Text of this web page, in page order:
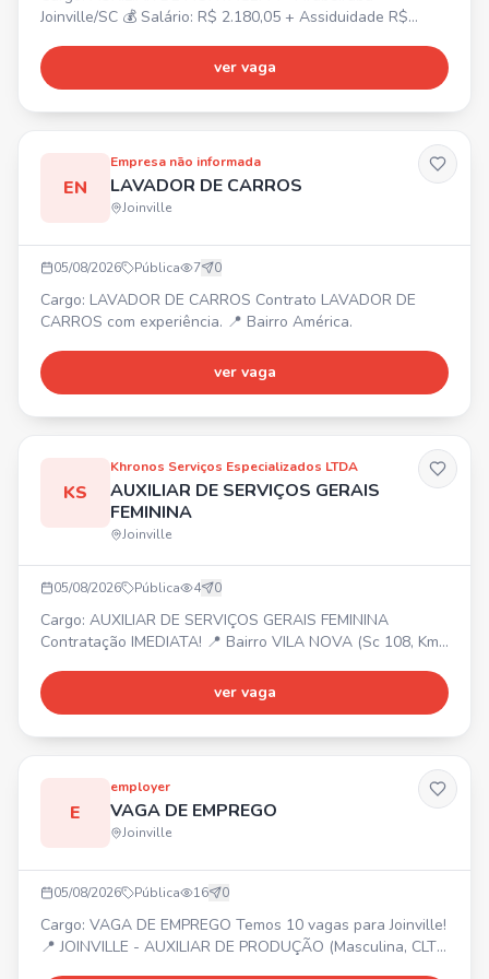
Joinville/SC 💰 Salário: R$ 2.180,05 + Assiduidade R$
sexta-feira, das 07h30 às 17h18 🎁 Benefícios:
Alimentação na empresa, Vale-transporte, Plano de saúde
ver vaga
EN
Empresa não informada
LAVADOR DE CARROS
Joinville
05/08/2026 Pública 7 0
Cargo: LAVADOR DE CARROS Contrato LAVADOR DE
CARROS com experiência. 📍 Bairro América.
ver vaga
KS
Khronos Serviços Especializados LTDA
AUXILIAR DE SERVIÇOS GERAIS
FEMININA
Joinville
05/08/2026 Pública 4 0
Cargo: AUXILIAR DE SERVIÇOS GERAIS FEMININA
Contratação IMEDIATA! 📍 Bairro VILA NOVA (Sc 108, Km
956,10 + 7% Assiduidade + 20% Insalubridade. 🎁
Benefícios: Vale alimentação R$ 20,33/dia trabalhado +
ver vaga
E
employer
VAGA DE EMPREGO
Joinville
05/08/2026 Pública 16 0
Cargo: VAGA DE EMPREGO Temos 10 vagas para Joinville!
📍 JOINVILLE - AUXILIAR DE PRODUÇÃO (Masculina, CLT